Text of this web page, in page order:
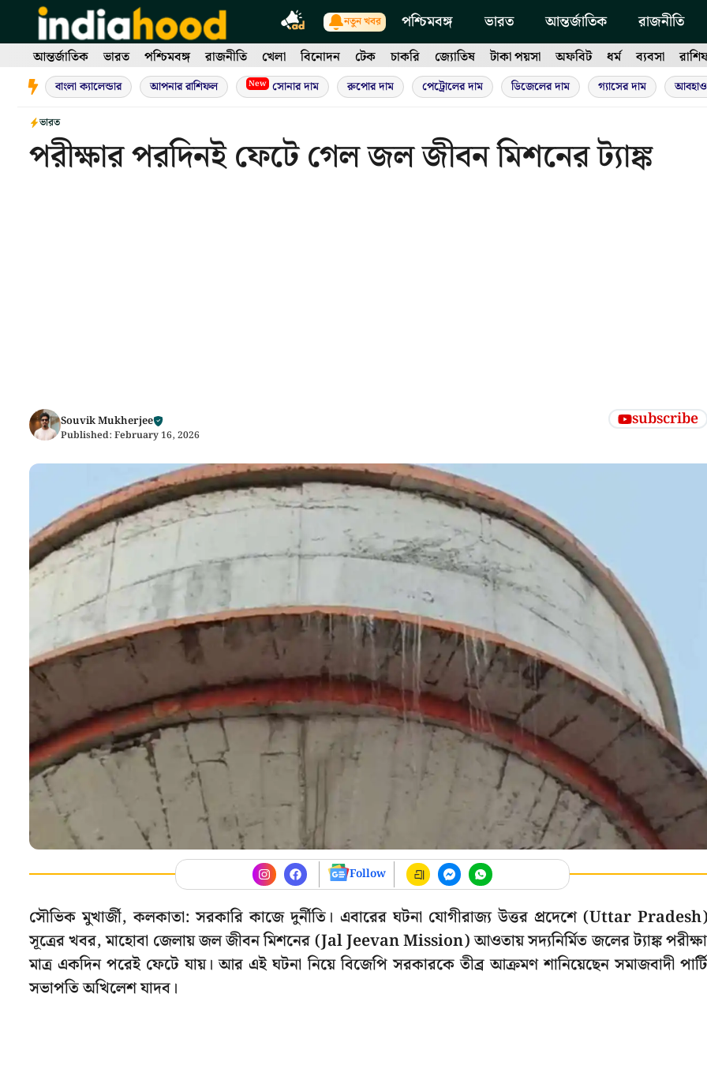
content
নতুন খবর পশ্চিমবঙ্গ ভারত আন্তর্জাতিক রাজনীতি
আন্তর্জাতিক ভারত পশ্চিমবঙ্গ রাজনীতি খেলা বিনোদন টেক চাকরি জ্যোতিষ টাকা পয়সা অফবিট ধর্ম ব্যবসা
বাংলা ক্যালেন্ডার আপনার রাশিফল New সোনার দাম রুপোর দাম পেট্রোলের দাম ডিজেলের দাম গ্যাসের দাম
ভারত
পরীক্ষার পরদিনই ফেটে গেল জল জীবন মিশনের ট্যাঙ্ক
Souvik Mukherjee
Published: February 16, 2026
subscribe
Follow
সৌভিক মুখার্জী, কলকাতা: সরকারি কাজে দুর্নীতি। এবারের ঘটনা যোগীরাজ্য উত্তর প্রদেশে (Uttar
সূত্রের খবর, মাহোবা জেলায় জল জীবন মিশনের (Jal Jeevan Mission) আওতায় সদ্যনির্মিত জলের ট্যাঙ্ক
মাত্র একদিন পরেই ফেটে যায়। আর এই ঘটনা নিয়ে বিজেপি সরকারকে তীব্র আক্রমণ শানিয়েছেন সমাজবাদী
সভাপতি অখিলেশ যাদব।